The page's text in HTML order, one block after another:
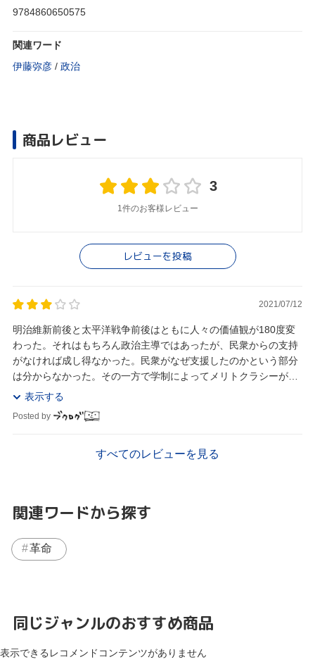
9784860650575
関連ワード
伊藤弥彦 / 政治
商品レビュー
3
1件のお客様レビュー
レビューを投稿
2021/07/12
明治維新前後と太平洋戦争前後はともに人々の価値観が180度変
わった。それはもちろん政治主導ではあったが、民衆からの支持
がなければ成し得なかった。民衆がなぜ支援したのかという部分
は分からなかった。その一方で学制によってメリトクラシーが浸
透し今に繋がっていること、廃藩置県などによる人...
表示する
Posted by
すべてのレビューを見る
関連ワードから探す
革命
同じジャンルのおすすめ商品
表示できるレコメンドコンテンツがありません